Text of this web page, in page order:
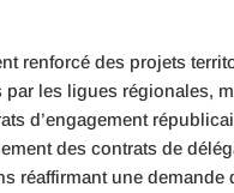
renforcé des projets
par les ligues régionales,
d’engagement
des contrats de
réaffirmant une demande